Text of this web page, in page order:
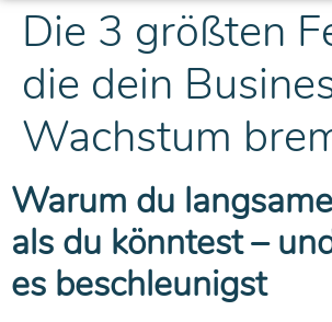
Die 3 größten
die dein
Wachstum
Warum du
als du könntest –
es beschleunigst